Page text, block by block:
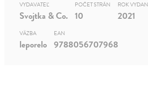
VYDAVATEĽ
Svojtka & Co.
POČET STRÁN
10
ROK
2021
VÄZBA
leporelo
EAN
9788056707968